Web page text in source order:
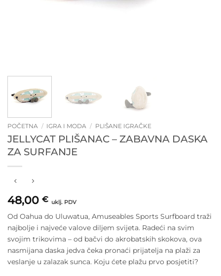
POČETNA / IGRA I MODA / PLIŠANE IGRAČKE
JELLYCAT PLIŠANAC – ZABAVNA DASKA
ZA SURFANJE
48,00 € uklj. PDV
Od Oahua do Uluwatua, Amuseables Sports Surfboard traži
najbolje i najveće valove diljem svijeta. Radeći na svim
svojim trikovima – od bačvi do akrobatskih skokova, ova
nasmijana daska jedva čeka pronaći prijatelja na plaži za
veslanje u zalazak sunca. Koju ćete plažu prvo posjetiti?